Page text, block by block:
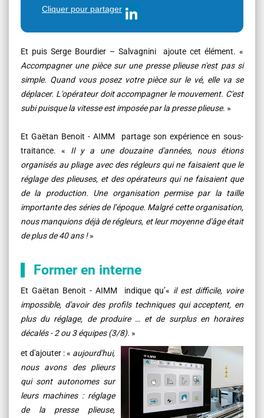
Cliquer pour partager
Et puis Serge Bourdier – Salvagnini ajoute cet élément. «
Accompagner une pièce sur une presse plieuse n'est pas si
simple. Quand vous posez votre pièce sur le vé, elle va se
déplacer. L'opérateur doit accompagner le mouvement. C'est
subi puisque la vitesse est imposée par la presse plieuse. »
Et Gaëtan Benoit - AIMM partage son expérience en sous-
traitance. « Il y a une douzaine d'années, nous étions
organisés au pliage avec des régleurs qui ne faisaient que le
réglage des plieuses, et des opérateurs qui ne faisaient que
de la production. Une organisation permise par la taille
importante des séries de l’époque. Malgré cette organisation,
nous manquions déjà de régleurs, et leur moyenne d'âge était
de plus de 40 ans !»
Former en interne
Et Gaëtan Benoit - AIMM indique qu’« il est difficile, voire
impossible, d'avoir des profils techniques qui acceptent, en
plus du réglage, de produire … et de surplus en horaires
décalés - 2 ou 3 équipes (3/8). »
et d'ajouter : « aujourd'hui,
nous avons des plieurs
qui sont autonomes sur
leurs machines : réglage
de la presse plieuse,